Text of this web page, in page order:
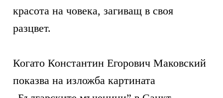
красота на човека, загиващ в своя
разцвет.
Когато Константин Егорович Маковский
показва на изложба картината